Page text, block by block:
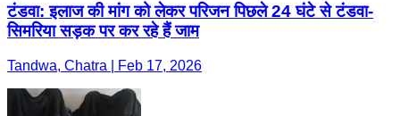
टंडवा: इलाज की मांग को लेकर परिजन पिछले 24 घंटे से टंडवा-
सिमरिया सड़क पर कर रहे हैं जाम
Tandwa, Chatra | Feb 17, 2026